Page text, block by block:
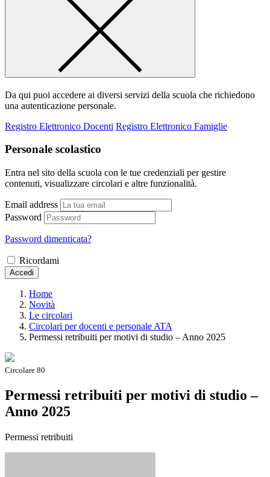
Da qui puoi accedere ai diversi servizi della scuola che richiedono
una autenticazione personale.
Registro Elettronico Docenti Registro Elettronico Famiglie
Personale scolastico
Entra nel sito della scuola con le tue credenziali per gestire
contenuti, visualizzare circolari e altre funzionalità.
Email address
Password
Password dimenticata?
Ricordami
Accedi
Home
Novità
Le circolari
Circolari per docenti e personale ATA
Permessi retribuiti per motivi di studio – Anno 2025
Circolare 80
Permessi retribuiti per motivi di studio –
Anno 2025
Permessi retribuiti